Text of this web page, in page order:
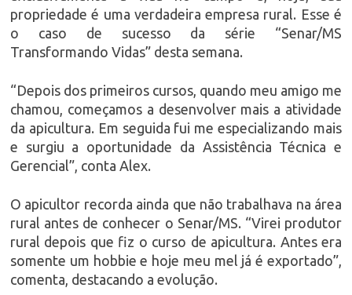
propriedade é uma verdadeira empresa rural. Esse é
o caso de sucesso da série “Senar/MS
Transformando Vidas” desta semana.
“Depois dos primeiros cursos, quando meu amigo me
chamou, começamos a desenvolver mais a atividade
da apicultura. Em seguida fui me especializando mais
e surgiu a oportunidade da Assistência Técnica e
Gerencial”, conta Alex.
O apicultor recorda ainda que não trabalhava na área
rural antes de conhecer o Senar/MS. “Virei produtor
rural depois que fiz o curso de apicultura. Antes era
somente um hobbie e hoje meu mel já é exportado”,
comenta, destacando a evolução.